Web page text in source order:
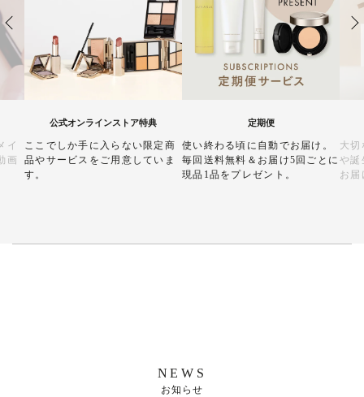
イ
画
公式オンラインストア特典
ここでしか手に入らない限定商
品やサービスをご用意していま
す。
定期便
使い終わる頃に自動でお届け。
毎回送料無料＆お届け5回ごとに
現品1品をプレゼント。
大切
や誕
お届
NEWS
お知らせ